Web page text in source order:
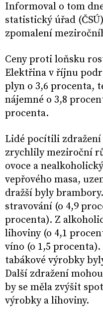
Informoval o tom
statistický úřad
zpomalení
Ceny proti loňsku
Elektřina v říjnu
plyn o 3,6 procenta,
nájemné o 3,8
procenta.
Lidé pocítili
zrychlily meziroční
ovoce a
vepřového masa,
dražší byly
stravování (o 4,9
procenta). Z
lihoviny (o 4,1
víno (o 1,5
tabákové výrobky
Další zdražení
by se měla zvýšit
výrobky a lihoviny.